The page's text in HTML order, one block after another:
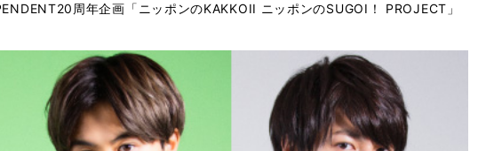
周年企画「ニッポンのKAKKOII ニッポンのSUGOI！ PROJECT」